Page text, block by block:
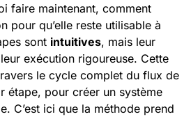
faire maintenant, comment
pour qu’elle reste utilisable à
sont intuitives, mais leur
exécution rigoureuse. Cette
le cycle complet du flux de
étape, pour créer un système
C’est ici que la méthode prend